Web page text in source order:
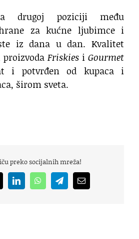
poziciji među
za kućne ljubimce i
iz dana u dan. Kvalitet
Friskies i Gourmet
i potvrđen od kupaca i
širom sveta.
preko socijalnih mreža!
LinkedInWhatsAppTelegramEmail